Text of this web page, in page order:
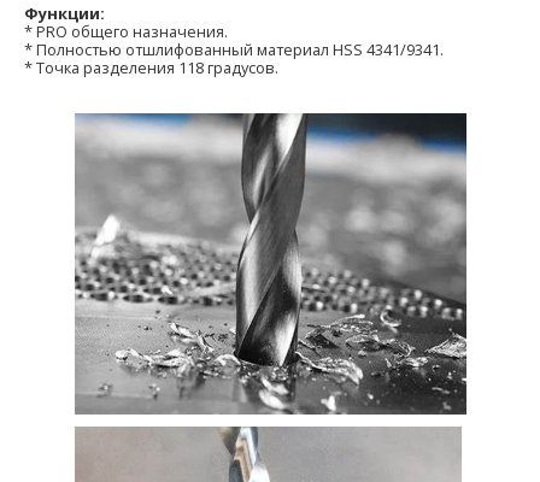
Функции:
* PRO общего назначения.
* Полностью отшлифованный материал HSS 4341/9341.
* Точка разделения 118 градусов.